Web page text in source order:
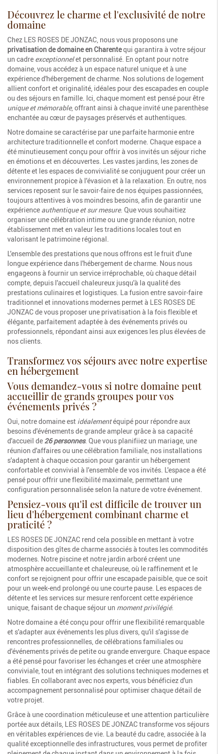
Découvrez le charme et l'exclusivité de notre
domaine
Chez LES ROSES DE JONZAC, nous vous proposons une
privatisation de domaine en Charentequi garantira à votre séjour
un cadre exceptionnelet personnalisé. En optant pour notre
domaine, vous accédez à un espace naturel unique et à une
expérience d'hébergement de charme. Nos solutions de logement
allient confort et originalité, idéales pour des escapades en couple
ou des séjours en famille. Ici, chaque moment est pensé pour être
unique et mémorable, offrant ainsi à chaque invité une parenthèse
enchantée au cœur de paysages préservés et authentiques.
Notre domaine se caractérise par une parfaite harmonie entre
architecture traditionnelle et confort moderne. Chaque espace a
été minutieusement conçu pour offrir à vos invités un séjour riche
en émotions et en découvertes. Les vastes jardins, les zones de
détente et les espaces de convivialité se conjuguent pour créer un
environnement propice à l'évasion et à la relaxation. En outre, nos
services reposent sur le savoir-faire de nos équipes passionnées,
toujours attentives à vos moindres besoins, afin de garantir une
expérience authentique et sur mesure. Que vous souhaitiez
organiser une célébration intime ou une grande réunion, notre
établissement met en valeur les traditions locales tout en
valorisant le patrimoine régional.
L'ensemble des prestations que nous offrons est le fruit d'une
longue expérience dans l'hébergement de charme. Nous nous
engageons à fournir un service irréprochable, où chaque détail
compte, depuis l'accueil chaleureux jusqu'à la qualité des
prestations culinaires et logistiques. La fusion entre savoir-faire
traditionnel et innovations modernes permet à LES ROSES DE
JONZAC de vous proposer une privatisation à la fois flexible et
élégante, parfaitement adaptée à des événements privés ou
professionnels, répondant ainsi aux exigences les plus élevées de
nos clients.
Transformez vos séjours avec notre expertise
en hébergement
Vous demandez-vous si notre domaine peut
accueillir de grands groupes pour vos
événements privés ?
Oui, notre domaine est idéalementéquipé pour répondre aux
besoins d'événements de grande ampleur grâce à sa capacité
d'accueil de 26 personnes. Que vous planifiiez un mariage, une
réunion d'affaires ou une célébration familiale, nos installations
s'adaptent à chaque occasion pour garantir un hébergement
confortable et convivial à l'ensemble de vos invités. L'espace a été
pensé pour offrir une flexibilité maximale, permettant une
configuration personnalisée selon la nature de votre événement.
Pensiez-vous qu'il est difficile de trouver un
lieu d'hébergement combinant charme et
praticité ?
LES ROSES DE JONZAC rend cela possible en mettant à votre
disposition des gîtes de charme associés à toutes les commodités
modernes. Notre piscine et notre jardin arboré créent une
atmosphère accueillante et chaleureuse, où le raffinement et le
confort se rejoignent pour offrir une escapade paisible, que ce soit
pour un week-end prolongé ou une courte pause. Les espaces de
détente et les services sur mesure renforcent cette expérience
unique, faisant de chaque séjour un moment privilégié.
Notre domaine a été conçu pour offrir une flexibilité remarquable
et s'adapter aux événements les plus divers, qu'il s'agisse de
rencontres professionnelles, de célébrations familiales ou
d'événements privés de petite ou grande envergure. Chaque espace
a été pensé pour favoriser les échanges et créer une atmosphère
conviviale, tout en intégrant des solutions techniques modernes et
fiables. En collaborant avec nos experts, vous bénéficiez d'un
accompagnement personnalisé pour optimiser chaque détail de
votre projet.
Grâce à une coordination méticuleuse et une attention particulière
portée aux détails, LES ROSES DE JONZAC transforme vos séjours
en véritables expériences de vie. La beauté du cadre, associée à la
qualité exceptionnelle des infrastructures, vous permet de profiter